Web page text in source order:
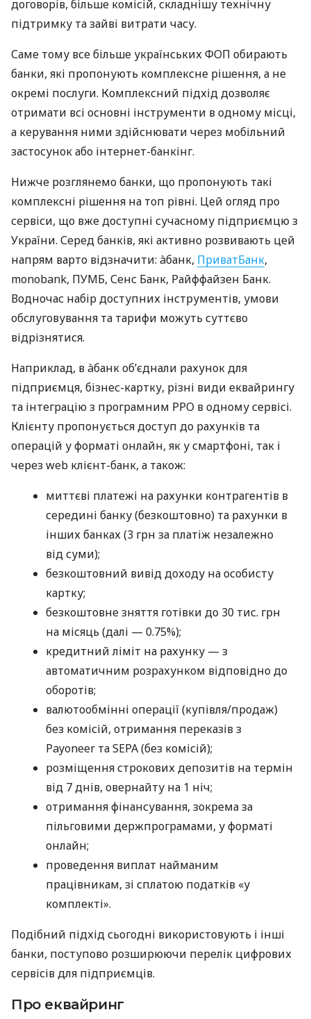
договорів, більше комісій, складнішу технічну
підтримку та зайві витрати часу.
Саме тому все більше українських ФОП обирають
банки, які пропонують комплексне рішення, а не
окремі послуги. Комплексний підхід дозволяє
отримати всі основні інструменти в одному місці,
а керування ними здійснювати через мобільний
застосунок або інтернет-банкінг.
Нижче розглянемо банки, що пропонують такі
комплексні рішення на топ рівні. Цей огляд про
сервіси, що вже доступні сучасному підприємцю з
України. Серед банків, які активно розвивають цей
напрям варто відзначити: àбанк, ПриватБанк,
monobank, ПУМБ, Сенс Банк, Райффайзен Банк.
Водночас набір доступних інструментів, умови
обслуговування та тарифи можуть суттєво
відрізнятися.
Наприклад, в àбанк об’єднали рахунок для
підприємця, бізнес-картку, різні види еквайрингу
та інтеграцію з програмним РРО в одному сервісі.
Клієнту пропонується доступ до рахунків та
операцій у форматі онлайн, як у смартфоні, так і
через web клієнт-банк, а також:
миттєві платежі на рахунки контрагентів в
середині банку (безкоштовно) та рахунки в
інших банках (3 грн за платіж незалежно
від суми);
безкоштовний вивід доходу на особисту
картку;
безкоштовне зняття готівки до 30 тис. грн
на місяць (далі — 0.75%);
кредитний ліміт на рахунку — з
автоматичним розрахунком відповідно до
оборотів;
валютообмінні операції (купівля/продаж)
без комісій, отримання переказів з
Payoneer та SEPA (без комісій);
розміщення строкових депозитів на термін
від 7 днів, овернайту на 1 ніч;
отримання фінансування, зокрема за
пільговими держпрограмами, у форматі
онлайн;
проведення виплат найманим
працівникам, зі сплатою податків «у
комплекті».
Подібний підхід сьогодні використовують і інші
банки, поступово розширюючи перелік цифрових
сервісів для підприємців.
Про еквайринг